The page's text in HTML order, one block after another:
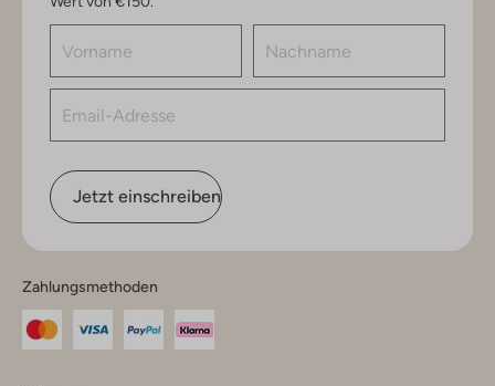
Jetzt einschreiben
Zahlungsmethoden